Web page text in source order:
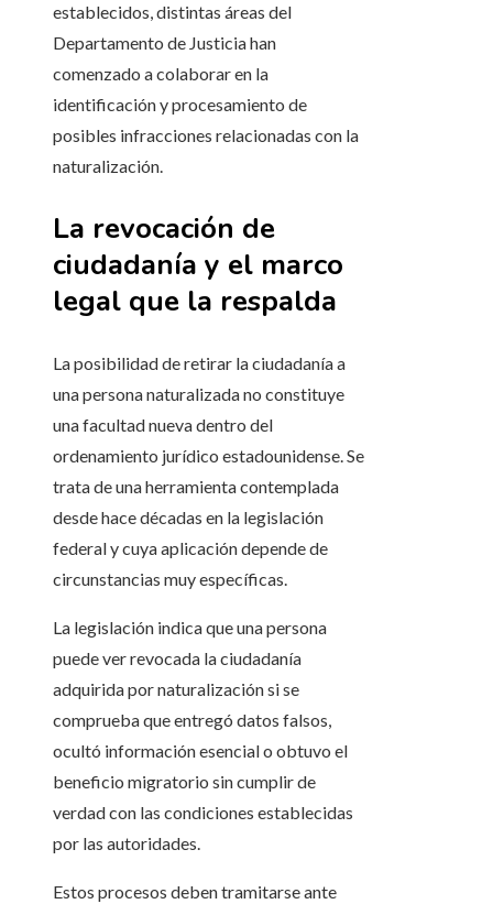
establecidos, distintas áreas del
Departamento de Justicia han
comenzado a colaborar en la
identificación y procesamiento de
posibles infracciones relacionadas con la
naturalización.
La revocación de
ciudadanía y el marco
legal que la respalda
La posibilidad de retirar la ciudadanía a
una persona naturalizada no constituye
una facultad nueva dentro del
ordenamiento jurídico estadounidense. Se
trata de una herramienta contemplada
desde hace décadas en la legislación
federal y cuya aplicación depende de
circunstancias muy específicas.
La legislación indica que una persona
puede ver revocada la ciudadanía
adquirida por naturalización si se
comprueba que entregó datos falsos,
ocultó información esencial o obtuvo el
beneficio migratorio sin cumplir de
verdad con las condiciones establecidas
por las autoridades.
Estos procesos deben tramitarse ante